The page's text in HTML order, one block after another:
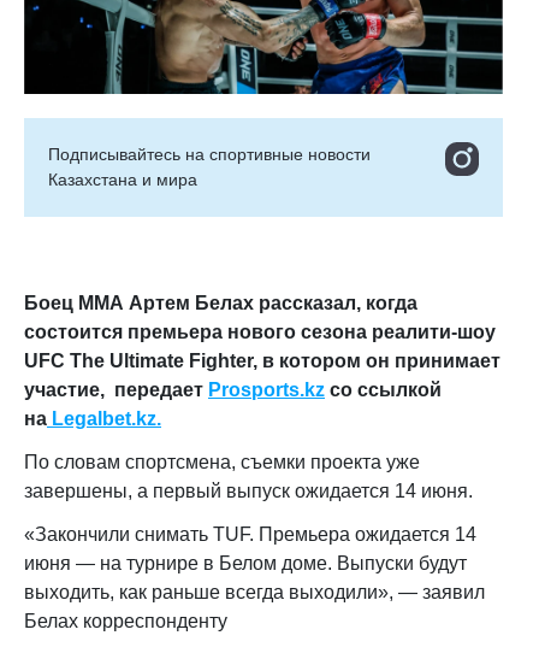
Подписывайтесь на cпортивные новости
Казахстана и мира
Боец ММА Артем Белах рассказал, когда
состоится премьера нового сезона реалити-шоу
UFC The Ultimate Fighter, в котором он принимает
участие, передает Prosports.kz со ссылкой
на Legalbet.kz.
По словам спортсмена, съемки проекта уже
завершены, а первый выпуск ожидается 14 июня.
«Закончили снимать TUF. Премьера ожидается 14
июня — на турнире в Белом доме. Выпуски будут
выходить, как раньше всегда выходили», — заявил
Белах корреспонденту